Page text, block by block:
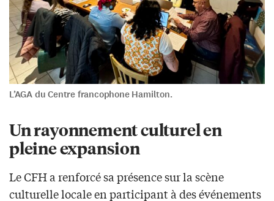
L’AGA du Centre francophone Hamilton.
Un rayonnement culturel en
pleine expansion
Le CFH a renforcé sa présence sur la scène
culturelle locale en participant à des événements